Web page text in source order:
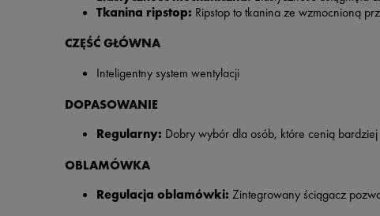
Tkanina ripstop: Ripstop to tkanina ze wzmocnioną
CZĘŚĆ GŁÓWNA
Inteligentny system wentylacji
DOPASOWANIE
Regularny: Dobry wybór dla osób, które cenią
OBLAMÓWKA
Regulacja oblamówki: Zintegrowany ściągacz